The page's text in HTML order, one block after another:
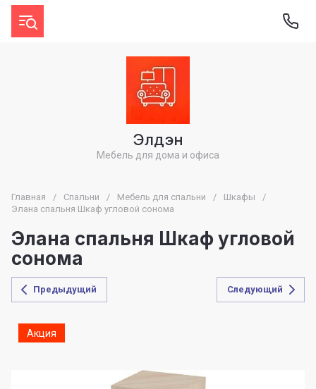
Элдэн
Мебель для дома и офиса
Главная / Спальни / Мебель для спальни / Шкафы
/
Элана спальня Шкаф угловой сонома
Элана спальня Шкаф угловой
сонома
Предыдущий Следующий
Акция